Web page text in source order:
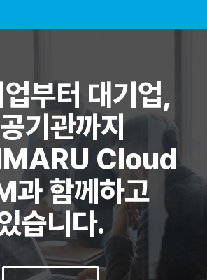
부터 대기업,
기관까지
Cloud
과 함께하고
습니다.